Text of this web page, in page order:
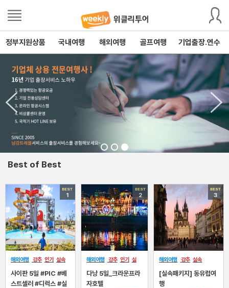
정부지원상품 국내여행 해외여행 골프여행 기업출장.연수
Best of Best
BEST
1
해외여행 강추 인기 실속
사이판 5일 #PIC #베
스트셀러 #디럭스 #실
BEST
2
해외여행 강추 인기 실
다낭 5일_크라운프라
자호텔
BEST
3
해외여행 강추 실속
[실속패키지] 동유럽여
행